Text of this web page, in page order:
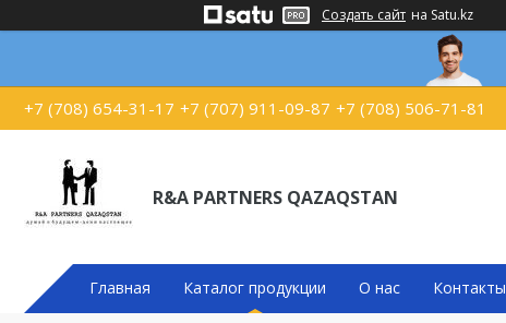
Создать сайт на Satu.kz
+7 (708) 654-31-17 +7 (707) 911-09-87 +7 (708) 506-71-81
R&A PARTNERS QAZAQSTAN
Главная Каталог продукции О нас Контакты